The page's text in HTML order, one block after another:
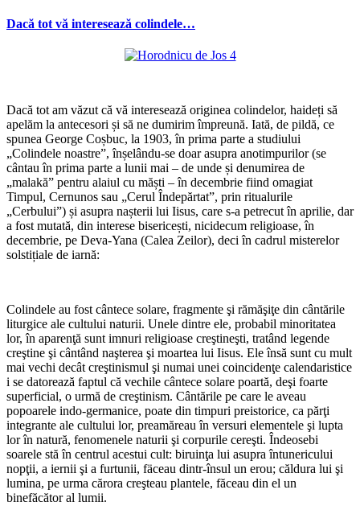
Dacă tot vă interesează colindele…
Dacă tot am văzut că vă interesează originea colindelor, haideți să
apelăm la antecesori și să ne dumirim împreună. Iată, de pildă, ce
spunea George Coșbuc, la 1903, în prima parte a studiului
„Colindele noastre”, înșelându-se doar asupra anotimpurilor (se
cântau în prima parte a lunii mai – de unde și denumirea de
„malakă” pentru alaiul cu măști – în decembrie fiind omagiat
Timpul, Cernunos sau „Cerul Îndepărtat”, prin ritualurile
„Cerbului”) și asupra nașterii lui Iisus, care s-a petrecut în aprilie, dar
a fost mutată, din interese bisericești, nicidecum religioase, în
decembrie, pe Deva-Yana (Calea Zeilor), deci în cadrul misterelor
solstițiale de iarnă:
Colindele au fost cântece solare, fragmente şi rămăşiţe din cântările
liturgice ale cultului naturii. Unele dintre ele, probabil minoritatea
lor, în aparenţă sunt imnuri religioase creştineşti, tratând legende
creştine şi cântând naşterea şi moartea lui Iisus. Ele însă sunt cu mult
mai vechi decât creştinismul şi numai unei coincidenţe calendaristice
i se datorează faptul că vechile cântece solare poartă, deşi foarte
superficial, o urmă de creştinism. Cântările pe care le aveau
popoarele indo-germanice, poate din timpuri preistorice, ca părţi
integrante ale cultului lor, preamăreau în versuri elementele şi lupta
lor în natură, fenomenele naturii şi corpurile cereşti. Îndeosebi
soarele stă în centrul acestui cult: biruinţa lui asupra întunericului
nopţii, a iernii şi a furtunii, fäceau dintr-însul un erou; căldura lui şi
lumina, pe urma cărora creşteau plantele, făceau din el un
binefăcător al lumii.